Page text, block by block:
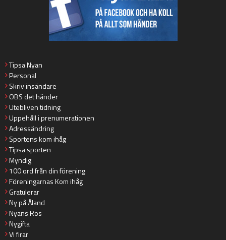
Tipsa Nyan
Personal
Skriv insändare
OBS det händer
Utebliven tidning
Uppehåll i prenumerationen
Adressändring
Sportens kom ihåg
Tipsa sporten
Myndig
100 ord från din förening
Föreningarnas Kom ihåg
Gratulerar
Ny på Åland
Nyans Ros
Nygifta
Vi firar